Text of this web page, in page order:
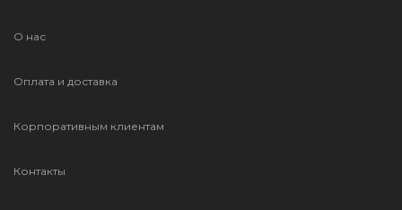
О нас
Оплата и доставка
Корпоративным клиентам
Контакты